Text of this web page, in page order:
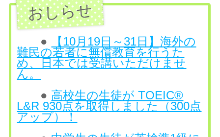
●
【10月19日～31日】海外の
難民の若者に無償教育を行うた
め、日本では受講いただけませ
ん。
● 高校生の生徒が TOEIC®
L&R 930点を取得しました（300点
アップ）！